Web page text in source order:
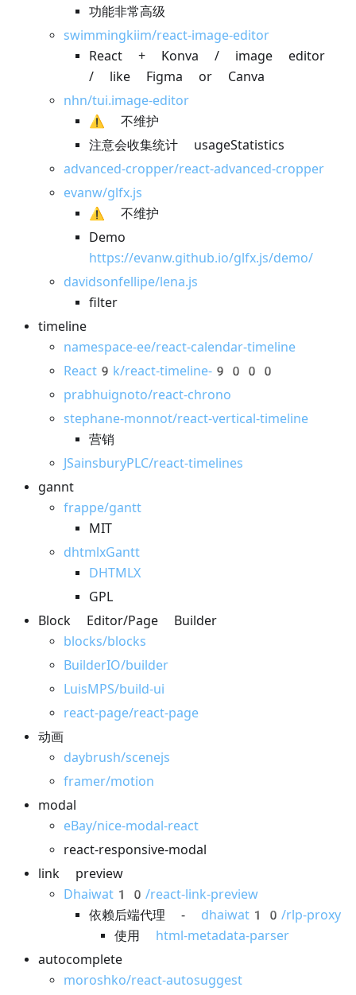
功能非常高级
swimmingkiim/react-image-editor
React + Konva / image editor
/ like Figma or Canva
nhn/tui.image-editor
⚠️ 不维护
注意会收集统计 usageStatistics
advanced-cropper/react-advanced-cropper
evanw/glfx.js
⚠️ 不维护
Demo
https://evanw.github.io/glfx.js/demo/
davidsonfellipe/lena.js
filter
timeline
namespace-ee/react-calendar-timeline
React9k/react-timeline-9000
prabhuignoto/react-chrono
stephane-monnot/react-vertical-timeline
营销
JSainsburyPLC/react-timelines
gannt
frappe/gantt
MIT
dhtmlxGantt
DHTMLX
GPL
Block Editor/Page Builder
blocks/blocks
BuilderIO/builder
LuisMPS/build-ui
react-page/react-page
动画
daybrush/scenejs
framer/motion
modal
eBay/nice-modal-react
react-responsive-modal
link preview
Dhaiwat10/react-link-preview
依赖后端代理 - dhaiwat10/rlp-proxy
使用 html-metadata-parser
autocomplete
moroshko/react-autosuggest